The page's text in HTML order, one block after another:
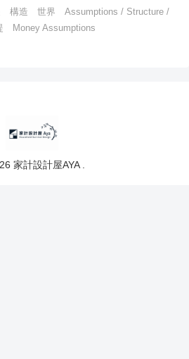
構造 世界 Assumptions / Structure /
Money Assumptions
家計設計屋AYA .